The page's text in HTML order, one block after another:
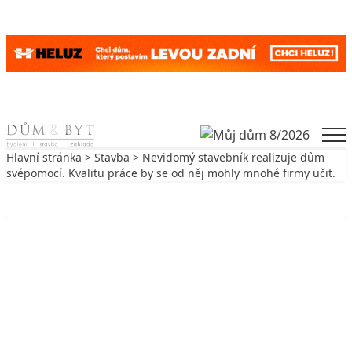
Skip to content
Hlavní stránka > Stavba > Nevidomý stavebník realizuje dům
svépomocí. Kvalitu práce by se od něj mohly mnohé firmy učit.